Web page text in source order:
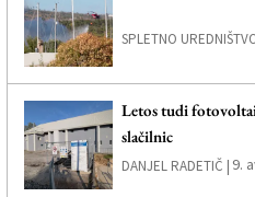
SPLETNO
Letos tudi
slačilnic
DANJEL RADETIČ | 9.